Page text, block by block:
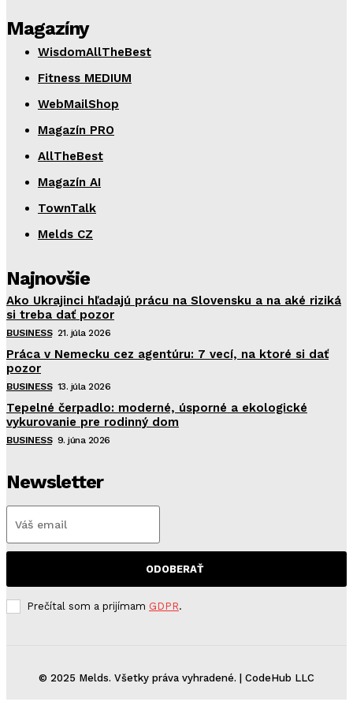
Magazíny
WisdomAllTheBest
Fitness MEDIUM
WebMailShop
Magazín PRO
AllTheBest
Magazín AI
TownTalk
Melds CZ
Najnovšie
Ako Ukrajinci hľadajú prácu na Slovensku a na aké riziká
si treba dať pozor
BUSINESS 21. júla 2026
Práca v Nemecku cez agentúru: 7 vecí, na ktoré si dať
pozor
BUSINESS 13. júla 2026
Tepelné čerpadlo: moderné, úsporné a ekologické
vykurovanie pre rodinný dom
BUSINESS 9. júna 2026
Newsletter
ODOBERAŤ
Prečítal som a prijímam GDPR.
© 2025 Melds. Všetky práva vyhradené. | CodeHub LLC